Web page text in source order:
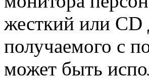
жесткий или CD
получаемого с
может быть